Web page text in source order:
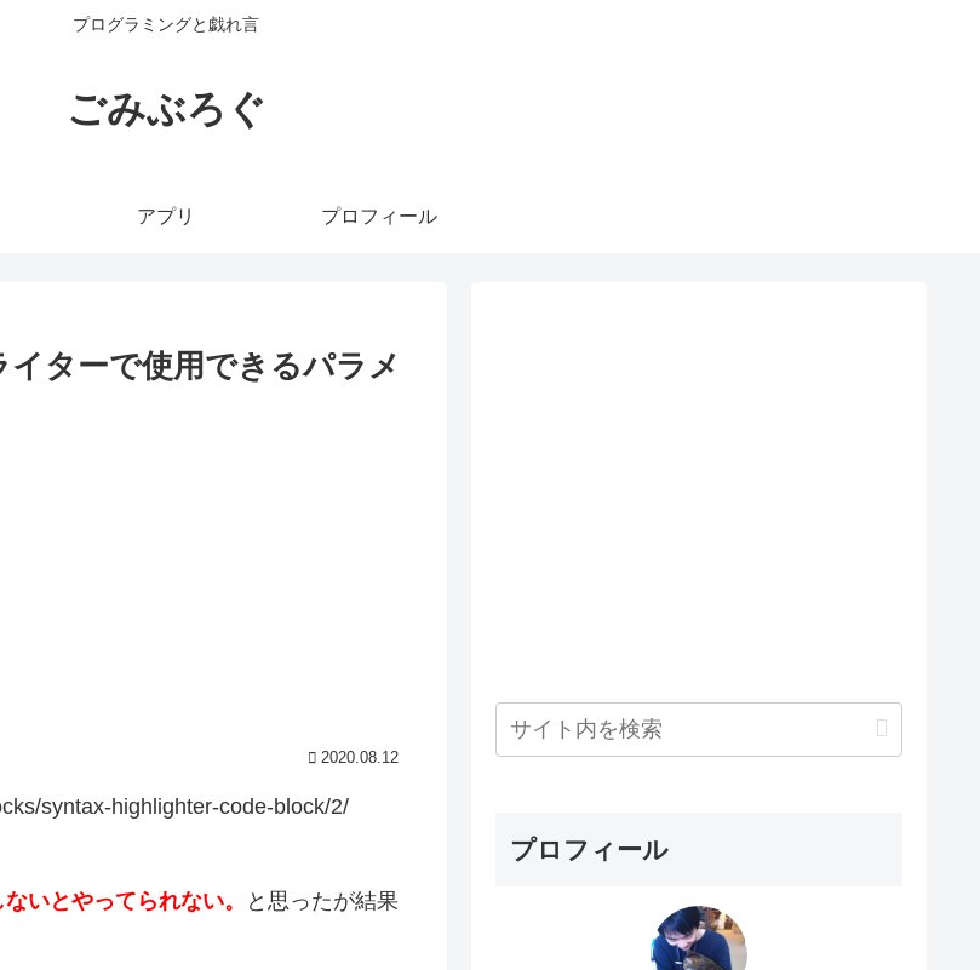
プログラミングと戯れ言
ごみぶろぐ
アプリ プロフィール
ターで使用できるパラメ
2020.08.12
syntax-highlighter-code-block/2/
いとやってられない。
と思ったが結果
プロフィール